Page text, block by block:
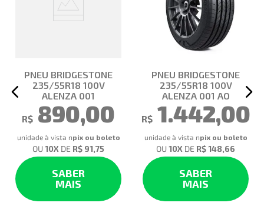
PNEU BRIDGESTONE
235/55R18 100V
ALENZA 001
R$ 890,00
unidade à vista no pix
OU10X DE R$ 91,75
SABER
MAIS
PNEU BRIDGESTONE
235/55R18 100V
ALENZA 001 AO
R$ 1.442,00
unidade à vista no pix
OU10X DE R$ 148,66
SABER
MAIS